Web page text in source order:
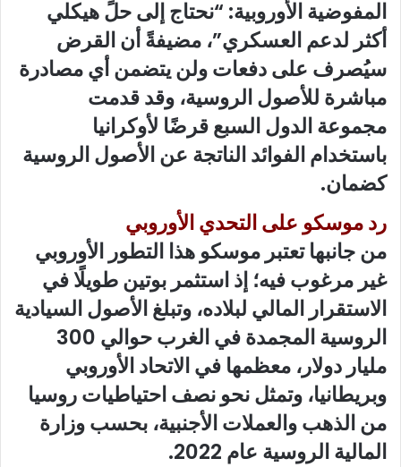
المفوضية الأوروبية: “نحتاج إلى حلٍّ هيكلي
أكثر لدعم العسكري”، مضيفةً أن القرض
سيُصرف على دفعات ولن يتضمن أي مصادرة
مباشرة للأصول الروسية، وقد قدمت
مجموعة الدول السبع قرضًا لأوكرانيا
باستخدام الفوائد الناتجة عن الأصول الروسية
كضمان.
رد موسكو على التحدي الأوروبي
من جانبها تعتبر موسكو هذا التطور الأوروبي
غير مرغوب فيه؛ إذ استثمر بوتين طويلًا في
الاستقرار المالي لبلاده، وتبلغ الأصول السيادية
الروسية المجمدة في الغرب حوالي 300
مليار دولار، معظمها في الاتحاد الأوروبي
وبريطانيا، وتمثل نحو نصف احتياطيات روسيا
من الذهب والعملات الأجنبية، بحسب وزارة
المالية الروسية عام 2022.